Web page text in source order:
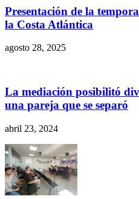
Presentación de la
la Costa Atlántica
agosto 28, 2025
La mediación posibilitó
una pareja que se separó
abril 23, 2024